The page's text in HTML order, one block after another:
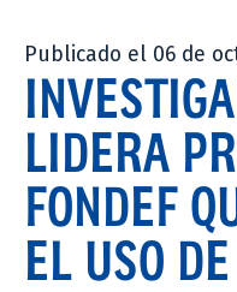
Publicado el 06 de
LIDERA
FONDEF
EL USO